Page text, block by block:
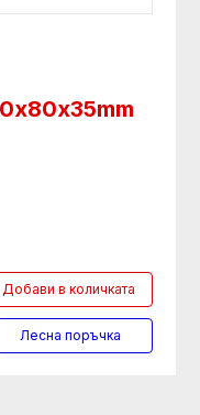
Добави в количката
Лесна поръчка